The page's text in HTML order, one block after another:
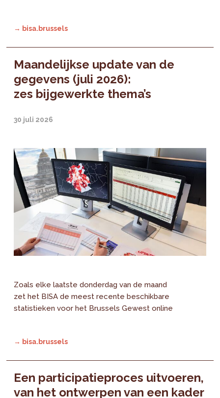
→ bisa.brussels
Maandelijkse update van de
gegevens (juli 2026):
zes bijgewerkte thema’s
30 juli 2026
Zoals elke laatste donderdag van de maand
zet het BISA de meest recente beschikbare
statistieken voor het Brussels Gewest online
→ bisa.brussels
Een participatieproces uitvoeren,
van het ontwerpen van een kader